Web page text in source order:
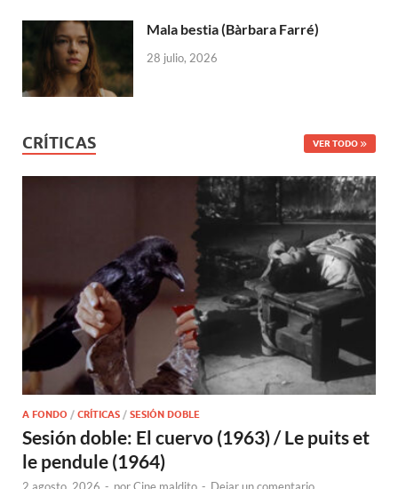
Mala bestia (Bàrbara Farré)
28 julio, 2026
CRÍTICAS VER TODO
A FONDO / CRÍTICAS / SESIÓN DOBLE
Sesión doble: El cuervo (1963) / Le puits et
le pendule (1964)